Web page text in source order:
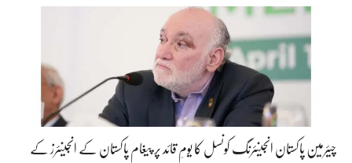
چیئرمین پاکستان انجینئرنگ کونسل کا یومِ قائد پر پیغام پاکستان کے انجینئرز کے